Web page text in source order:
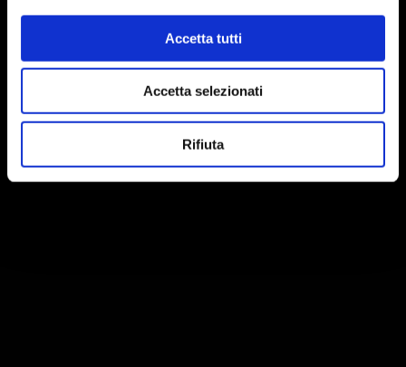
Accetta tutti
Accetta selezionati
Rifiuta